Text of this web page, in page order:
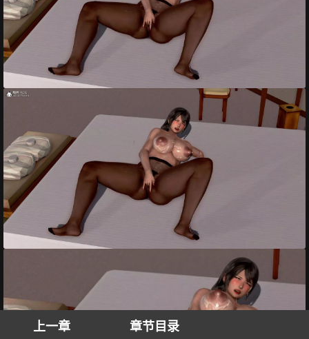
上一章 章节目录